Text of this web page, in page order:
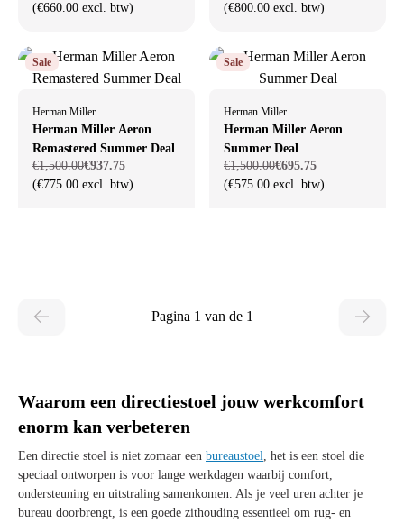
(€660.00 excl. btw)
(€800.00 excl. btw)
Sale
Herman Miller
Herman Miller Aeron
Remastered Summer Deal
€1,500.00€937.75
(€775.00 excl. btw)
Sale
Herman Miller
Herman Miller Aeron
Summer Deal
€1,500.00€695.75
(€575.00 excl. btw)
Pagina 1 van de 1
Waarom een directiestoel jouw werkcomfort
enorm kan verbeteren
Een directie stoel is niet zomaar een bureaustoel, het is een stoel die
speciaal ontworpen is voor lange werkdagen waarbij comfort,
ondersteuning en uitstraling samenkomen. Als je veel uren achter je
bureau doorbrengt, is een goede zithouding essentieel om rug- en